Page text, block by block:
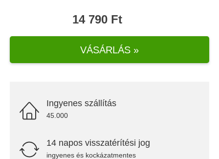
14 790 Ft
VÁSÁRLÁS »
Ingyenes szállítás
45.000
14 napos visszatérítési jog
ingyenes és kockázatmentes